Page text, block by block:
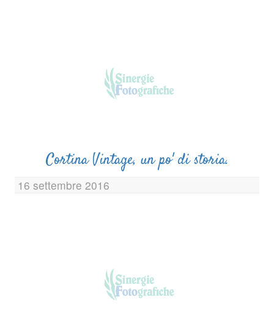
Cortina Vintage, un po' di storia.
16 settembre 2016